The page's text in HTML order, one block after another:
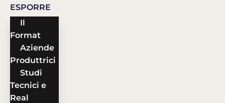
ESPORRE
Il
Format
Aziende
Produttrici
Studi
Tecnici e
Real